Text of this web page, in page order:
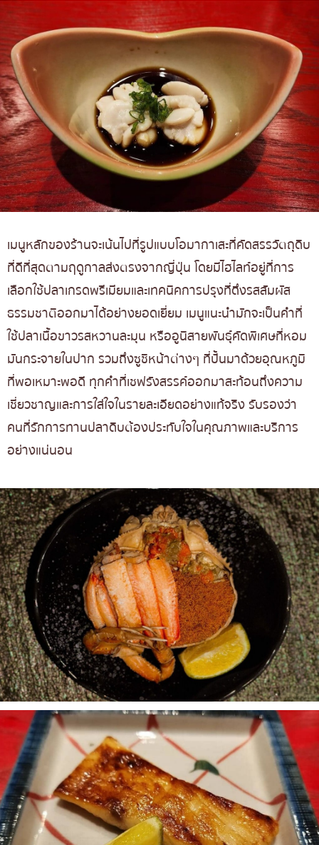
เมนูหลักของร้านจะเน้นไปที่รูปแบบโอมากาเสะที่คัดสรรวัตถุดิบ
ที่ดีที่สุดตามฤดูกาลส่งตรงจากญี่ปุ่น โดยมีไฮไลท์อยู่ที่การ
เลือกใช้ปลาเกรดพรีเมียมและเทคนิคการปรุงที่ดึงรสสัมผัส
ธรรมชาติออกมาได้อย่างยอดเยี่ยม เมนูแนะนำมักจะเป็นคำที่
ใช้ปลาเนื้อขาวรสหวานละมุน หรืออูนิสายพันธุ์คัดพิเศษที่หอม
มันกระจายในปาก รวมถึงซูชิหน้าต่างๆ ที่ปั้นมาด้วยอุณหภูมิ
ที่พอเหมาะพอดี ทุกคำที่เชฟรังสรรค์ออกมาสะท้อนถึงความ
เชี่ยวชาญและการใส่ใจในรายละเอียดอย่างแท้จริง รับรองว่า
คนที่รักการทานปลาดิบต้องประทับใจในคุณภาพและบริการ
อย่างแน่นอน